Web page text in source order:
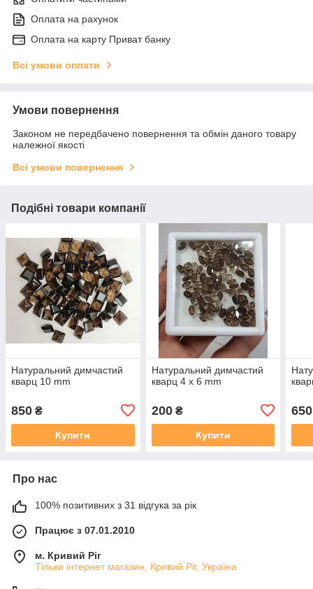
Оплата на рахунок
Оплата на карту Приват банку
Всі умови оплати
Умови повернення
Законом не передбачено повернення та обмін даного товару
належної якості
Всі умови повернення
Подібні товари компанії
Натуральний димчастий
кварц 10 mm
850 ₴
Купити
Натуральний димчастий
кварц 4 х 6 mm
200₴
Купити
650
Про нас
100% позитивних з 31 відгука за рік
Працює з 07.01.2010
м. Кривий Ріг
Тільки інтернет магазин, Кривий Ріг, Україна